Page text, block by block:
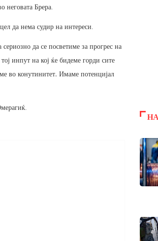
неговата Брера.
да нема судир на интереси.
да се посветиме за прогрес на
инпут на кој ќе бидеме горди сите
во конутинитет. Имаме потенцијал